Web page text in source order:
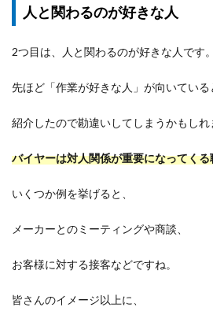
人と関わるのが好きな人
2つ目は、人と関わるのが好きな人です。
先ほど「作業が好きな人」が向いている
紹介したので勘違いしてしまうかもしれ
バイヤーは対人関係が重要になってくる
いくつか例を挙げると、
メーカーとのミーティングや商談、
お客様に対する接客などですね。
皆さんのイメージ以上に、